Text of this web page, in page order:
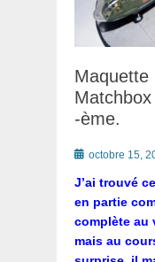
Maquette
-ème.
Postéoctobre 15,
J’ai trouvé
en partie
complète au
mais au